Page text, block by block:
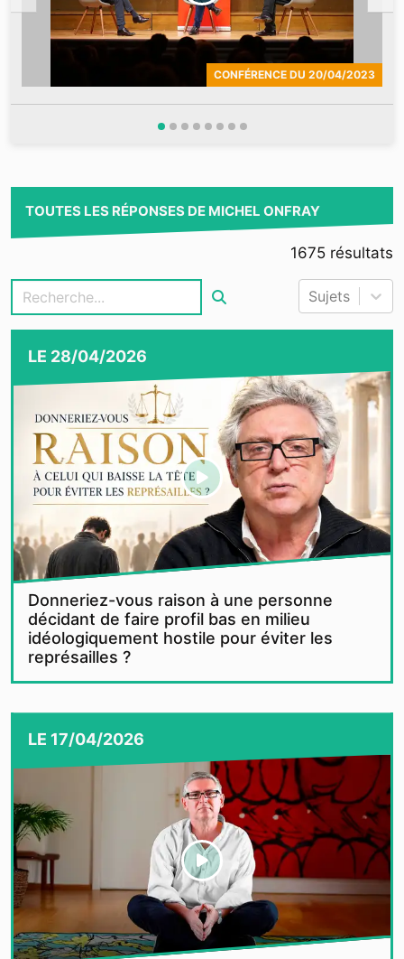
CONFÉRENCE DU 20/04/2023
TOUTES LES RÉPONSES DE MICHEL ONFRAY
1675 résultats
Sujets
LE 28/04/2026
Donneriez-vous raison à une personne
décidant de faire profil bas en milieu
idéologiquement hostile pour éviter les
représailles ?
LE 17/04/2026